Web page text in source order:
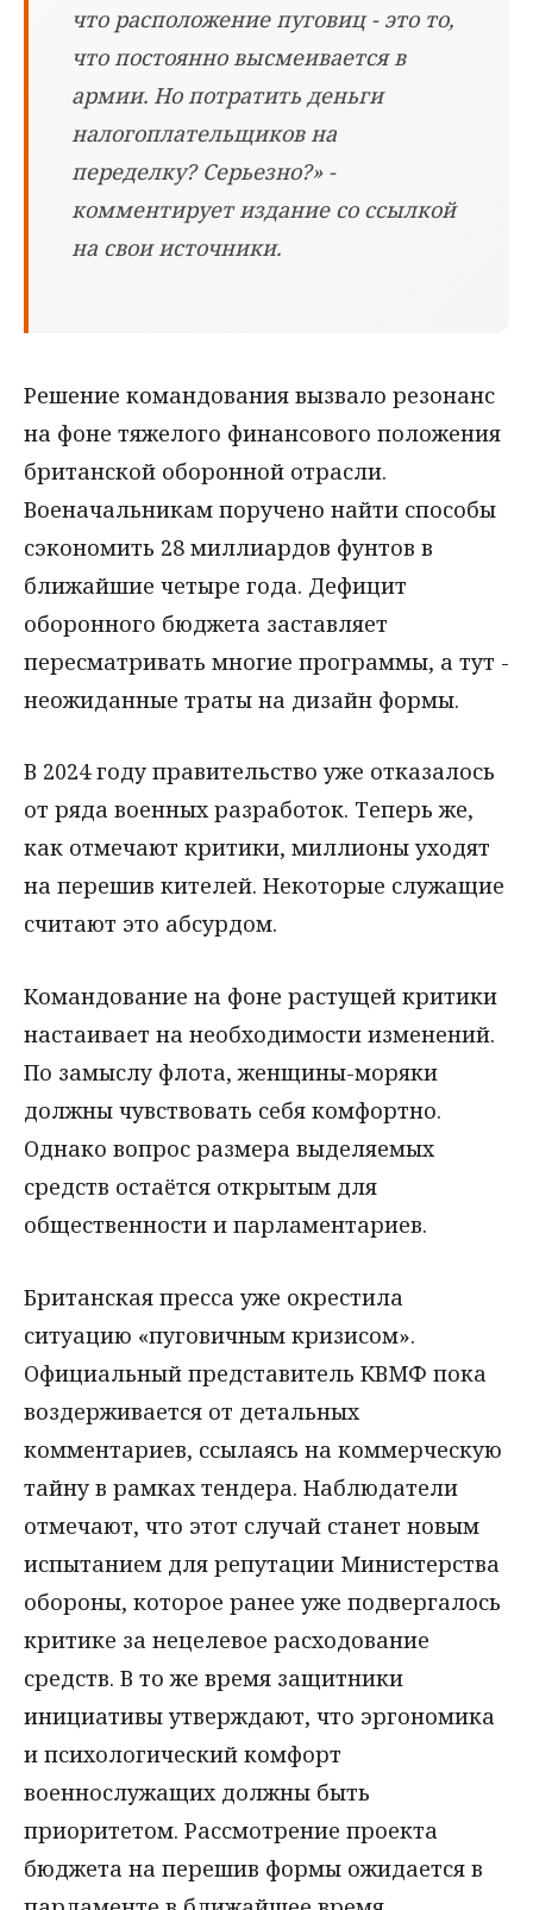
что расположение пуговиц - это то,
что постоянно высмеивается в
армии. Но потратить деньги
налогоплательщиков на
переделку? Серьезно?» -
комментирует издание со ссылкой
на свои источники.
Решение командования вызвало резонанс
на фоне тяжелого финансового положения
британской оборонной отрасли.
Военачальникам поручено найти способы
сэкономить 28 миллиардов фунтов в
ближайшие четыре года. Дефицит
оборонного бюджета заставляет
пересматривать многие программы, а тут -
неожиданные траты на дизайн формы.
В 2024 году правительство уже отказалось
от ряда военных разработок. Теперь же,
как отмечают критики, миллионы уходят
на перешив кителей. Некоторые служащие
считают это абсурдом.
Командование на фоне растущей критики
настаивает на необходимости изменений.
По замыслу флота, женщины-моряки
должны чувствовать себя комфортно.
Однако вопрос размера выделяемых
средств остаётся открытым для
общественности и парламентариев.
Британская пресса уже окрестила
ситуацию «пуговичным кризисом».
Официальный представитель КВМФ пока
воздерживается от детальных
комментариев, ссылаясь на коммерческую
тайну в рамках тендера. Наблюдатели
отмечают, что этот случай станет новым
испытанием для репутации Министерства
обороны, которое ранее уже подвергалось
критике за нецелевое расходование
средств. В то же время защитники
инициативы утверждают, что эргономика
и психологический комфорт
военнослужащих должны быть
приоритетом. Рассмотрение проекта
бюджета на перешив формы ожидается в